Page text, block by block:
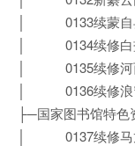
│ 0133续蒙自
│ 0134续修白
│ 0135续修河
│ 0136续修浪
├─国家图书馆特色
│ 0137续修马